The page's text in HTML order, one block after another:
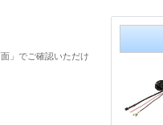
」でご確認いただけ